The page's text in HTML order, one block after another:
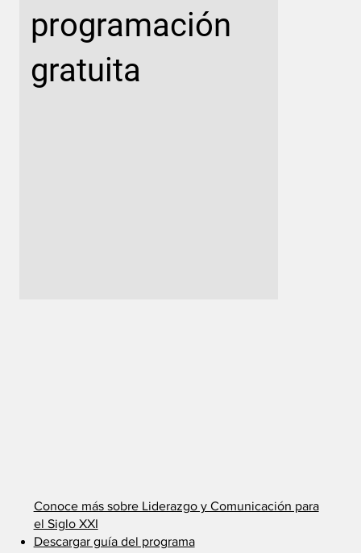
programación
gratuita
​Conoce más sobre Liderazgo y Comunicación para
el Siglo XXI
Descargar guía del programa